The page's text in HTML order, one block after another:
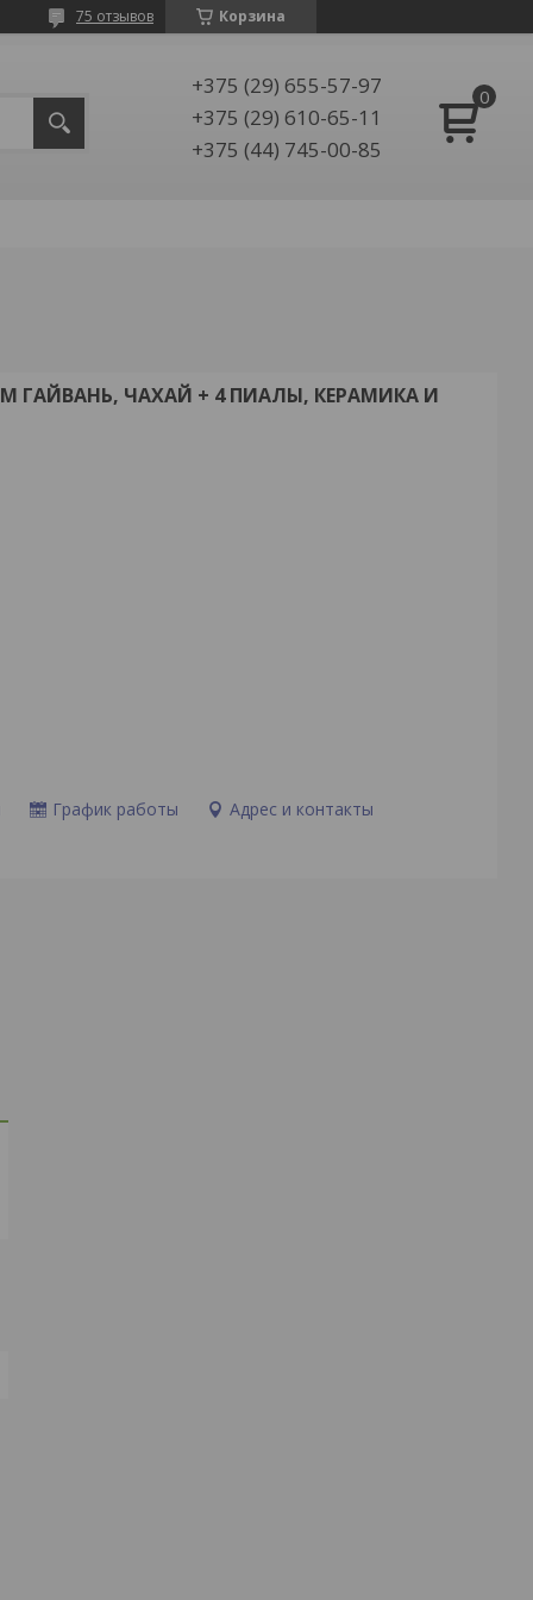
Корзина
75 отзывов
+375 (29) 655-57-97
+375 (29) 610-65-11
+375 (44) 745-00-85
ЧАХАЙ + 4 ПИАЛЫ, КЕРАМИКА И
График работы Адрес и контакты